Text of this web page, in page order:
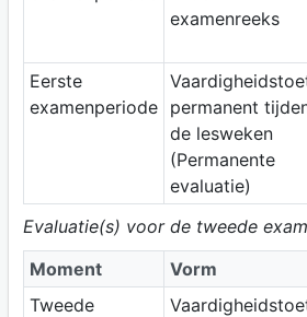
examenreeks
Eerste
examenperiode
permanent
de lesweken
(Permanente
evaluatie)
Evaluatie(s) voor de tweede
Moment
Vorm
Tweede